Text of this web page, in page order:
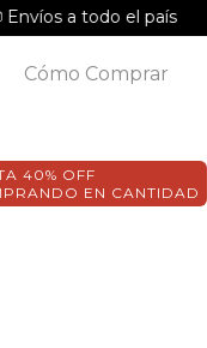
todo el país 🔥
Cómo Comprar
40% OFF
EN CANTIDAD